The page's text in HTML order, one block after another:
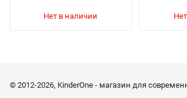
© 2012-2026, KinderOne - магазин для